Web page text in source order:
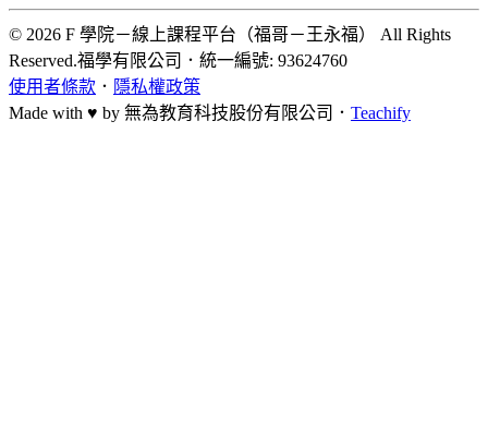
© 2026 F 學院－線上課程平台（福哥－王永福） All Rights
Reserved.福學有限公司 ． 統一編號: 93624760
使用者條款 ． 隱私權政策
Made with ♥ by 無為教育科技股份有限公司． Teachify